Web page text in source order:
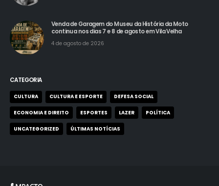
Venda de Garagem do Museu da História da Moto
continua nos dias 7 e 8 de agosto em Vila Velha
4 de agosto de 2026
CATEGORIA
CULTURA CULTURA E ESPORTE DEFESA SOCIAL
ECONOMIA E DIREITO ESPORTES LAZER POLÍTICA
UNCATEGORIZED ÚLTIMAS NOTÍCIAS